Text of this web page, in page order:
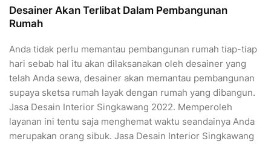
Desainer Akan Terlibat Dalam Pembangunan
Rumah
Anda tidak perlu memantau pembangunan rumah tiap-tiap
hari sebab hal itu akan dilaksanakan oleh desainer yang
telah Anda sewa, desainer akan memantau pembangunan
supaya sketsa rumah layak dengan rumah yang dibangun.
Jasa Desain Interior Singkawang 2022. Memperoleh
layanan ini tentu saja menghemat waktu seandainya Anda
merupakan orang sibuk. Jasa Desain Interior Singkawang